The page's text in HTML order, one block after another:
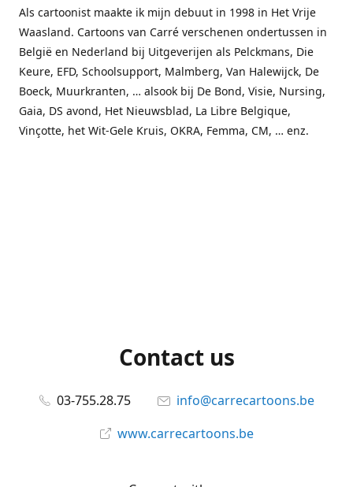
Als cartoonist maakte ik mijn debuut in 1998 in Het Vrije
Waasland. Cartoons van Carré verschenen ondertussen in
België en Nederland bij Uitgeverijen als Pelckmans, Die
Keure, EFD, Schoolsupport, Malmberg, Van Halewijck, De
Boeck, Muurkranten, … alsook bij De Bond, Visie, Nursing,
Gaia, DS avond, Het Nieuwsblad, La Libre Belgique,
Vinçotte, het Wit-Gele Kruis, OKRA, Femma, CM, … enz.
Contact us
03-755.28.75
info@carrecartoons.be
www.carrecartoons.be